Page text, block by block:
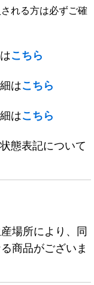
れる方は必ずご確
こちら
はこちら
はこちら
態表記について
場所により、同
商品がございま